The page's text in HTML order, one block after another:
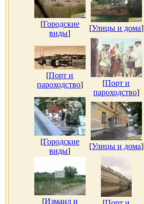
[Городские
виды]
[Улицы и дома]
[Порт и
пароходство] [Порт и
пароходство]
[Городские
виды]
[Улицы и дома]
[Измаил и